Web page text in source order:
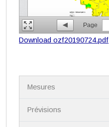
Page
Download ozf20190724.pdf
Mesures
Prévisions